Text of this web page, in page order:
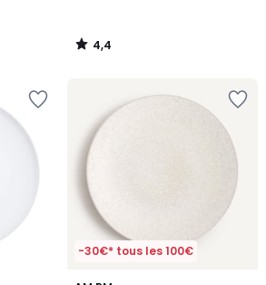
4,4
/
-30€* tous les 100€